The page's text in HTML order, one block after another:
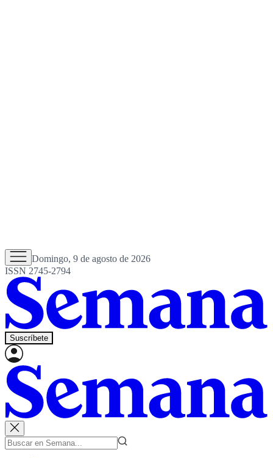
Domingo, 9 de agosto de 2026
ISSN 2745-2794
Suscríbete